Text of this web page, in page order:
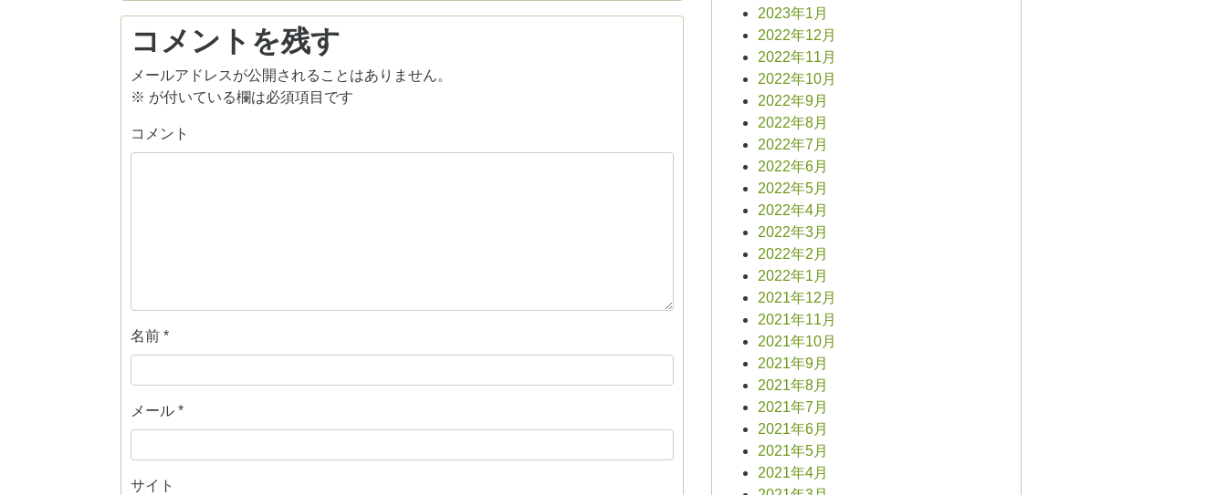
コメントを残す
メールアドレスが公開されることはありません。
※ が付いている欄は必須項目です
コメント
名前 *
メール *
サイト
2023年1月
2022年12月
2022年11月
2022年10月
2022年9月
2022年8月
2022年7月
2022年6月
2022年5月
2022年4月
2022年3月
2022年2月
2022年1月
2021年12月
2021年11月
2021年10月
2021年9月
2021年8月
2021年7月
2021年6月
2021年5月
2021年4月